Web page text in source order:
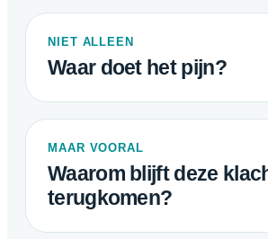
NIET ALLEEN
Waar doet het pijn?
MAAR VOORAL
Waarom blijft deze
terugkomen?